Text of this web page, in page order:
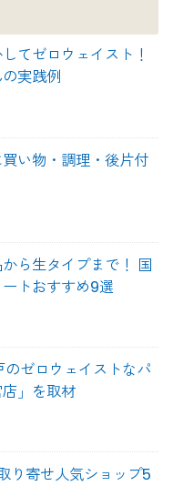
てゼロウェイスト！
実践例
い物・調理・後片付
ら生タイプまで！ 国
トおすすめ9選
のゼロウェイストなパ
」を取材
り寄せ人気ショップ5